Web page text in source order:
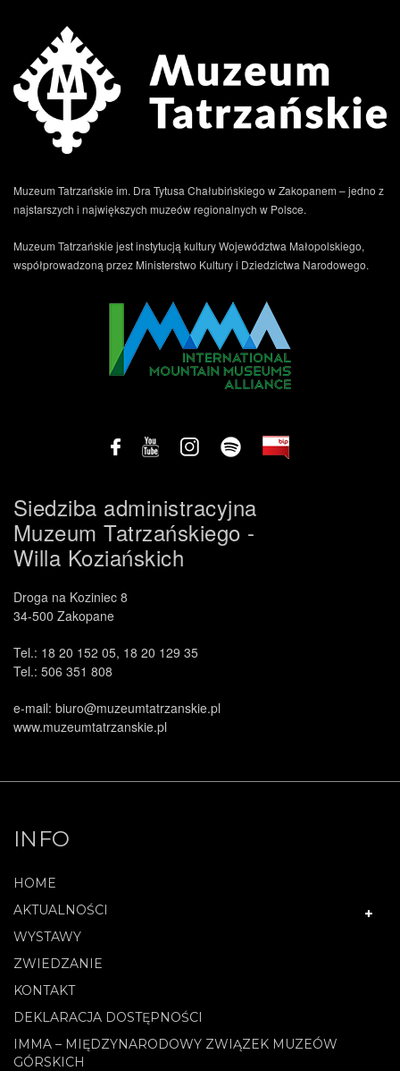
Muzeum Tatrzańskie im. Dra Tytusa Chałubińskiego w Zakopanem – jedno z
najstarszych i największych muzeów regionalnych w Polsce.
Muzeum Tatrzańskie jest instytucją kultury Województwa Małopolskiego,
współprowadzoną przez Ministerstwo Kultury i Dziedzictwa Narodowego.
Siedziba administracyjna
Muzeum Tatrzańskiego -
Willa Koziańskich
Droga na Koziniec 8
34-500 Zakopane
Tel.: 18 20 152 05, 18 20 129 35
Tel.: 506 351 808
e-mail: biuro@muzeumtatrzanskie.pl
www.muzeumtatrzanskie.pl
INFO
HOME
AKTUALNOŚCI
WYSTAWY
ZWIEDZANIE
KONTAKT
DEKLARACJA DOSTĘPNOŚCI
IMMA – MIĘDZYNARODOWY ZWIĄZEK MUZEÓW
GÓRSKICH